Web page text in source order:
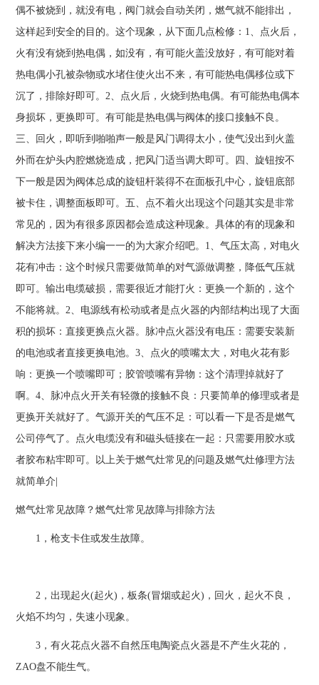
偶不被烧到，就没有电，阀门就会自动关闭，燃气就不能排出，
这样起到安全的目的。这个现象，从下面几点检修：1、点火后，
火有没有烧到热电偶，如没有，有可能火盖没放好，有可能对着
热电偶小孔被杂物或水堵住使火出不来，有可能热电偶移位或下
沉了，排除好即可。2、点火后，火烧到热电偶。有可能热电偶本
身损坏，更换即可。有可能是热电偶与阀体的接口接触不良。
三、回火，即听到啪啪声一般是风门调得太小，使气没出到火盖
外而在炉头内腔燃烧造成，把风门适当调大即可。四、旋钮按不
下一般是因为阀体总成的旋钮杆装得不在面板孔中心，旋钮底部
被卡住，调整面板即可。五、点不着火出现这个问题其实是非常
常见的，因为有很多原因都会造成这种现象。具体的有的现象和
解决方法接下来小编一一的为大家介绍吧。1、气压太高，对电火
花有冲击：这个时候只需要做简单的对气源做调整，降低气压就
即可。输出电缆破损，需要很近才能打火：更换一个新的，这个
不能将就。2、电源线有松动或者是点火器的内部结构出现了大面
积的损坏：直接更换点火器。脉冲点火器没有电压：需要安装新
的电池或者直接更换电池。3、点火的喷嘴太大，对电火花有影
响：更换一个喷嘴即可；胶管喷嘴有异物：这个清理掉就好了
啊。4、脉冲点火开关有轻微的接触不良：只要简单的修理或者是
更换开关就好了。气源开关的气压不足：可以看一下是否是燃气
公司停气了。点火电缆没有和磁头链接在一起：只需要用胶水或
者胶布粘牢即可。以上关于燃气灶常见的问题及燃气灶修理方法
就简单介|
燃气灶常见故障？燃气灶常见故障与排除方法
1，枪支卡住或发生故障。
2，出现起火(起火)，板条(冒烟或起火)，回火，起火不良，
火焰不均匀，失速小现象。
3，有火花点火器不自然压电陶瓷点火器是不产生火花的，
ZAO盘不能生气。